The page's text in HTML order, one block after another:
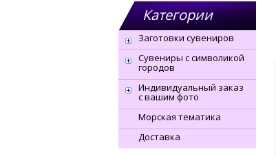
Категории
Заготовки сувениров
Сувениры с символикой
городов
Индивидуальный заказ
с вашим фото
Морская тематика
Доставка